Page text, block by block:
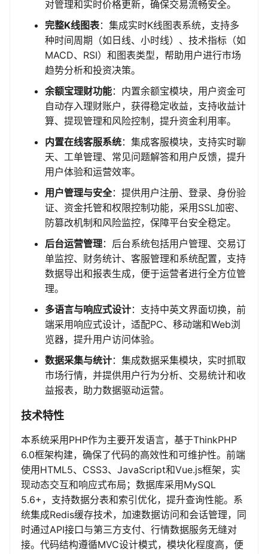
对管理和实时价格更新，确保交易流畅安全。
完整K线图表：集成实时K线图表系统，支持多
种时间周期（如日线、小时线）、技术指标（如
MACD、RSI）和图表类型，帮助用户进行市场
趋势分析和投资决策。
余额宝理财功能：内置余额宝模块，用户资金可
自动存入理财账户，获得稳定收益，支持收益计
算、提现管理和风险控制，提升资金利用率。
内置在线客服系统：集成客服模块，支持实时聊
天、工单管理、常见问题解答和用户反馈，提升
用户体验和运营效率。
用户管理与安全：提供用户注册、登录、身份验
证、资金托管和权限控制功能，采用SSL加密、
防篡改机制和风险监控，保障平台安全稳定。
后台运营管理：后台系统包括用户管理、交易订
单监控、财务统计、客服管理和系统配置，支持
数据导出和报表生成，便于运营者进行全方位管
理。
多语言与响应式设计：支持中英文界面切换，前
端采用响应式设计，适配PC、移动端和Web浏
览器，提升用户访问体验。
数据采集与统计：集成数据采集模块，实时抓取
市场行情，并提供用户行为分析、交易统计和收
益报表，助力数据驱动运营。
技术特性
本系统采用PHP作为主要开发语言，基于ThinkPHP
6.0框架构建，确保了代码的高效性和可维护性。前端
使用HTML5、CSS3、JavaScript和Vue.js框架，实
现动态交互和响应式布局；数据库采用MySQL
5.6+，支持数据分表和索引优化，提升查询性能。系
统集成Redis缓存技术，加速数据访问和会话管理，同
时通过API接口与第三方支付、行情数据服务无缝对
接。代码结构遵循MVC设计模式，模块化程度高，便